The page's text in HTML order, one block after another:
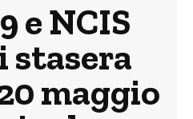
e NCIS
stasera
maggio